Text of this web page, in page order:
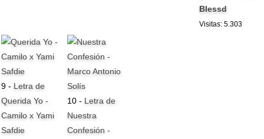
Blessd
Visitas: 5.303
9 - Letra de
Querida Yo -
Camilo x Yami
Safdie
10 - Letra de
Nuestra
Confesión -